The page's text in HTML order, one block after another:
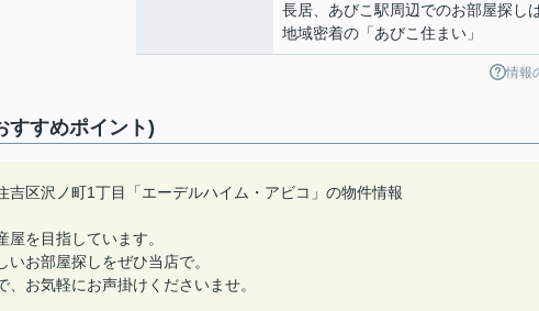
長居、あびこ駅周辺でのお部屋探し
地域密着の「あびこ住まい」
情報
すすめポイント)
区沢ノ町1丁目「エーデルハイム・アビコ」の物件情報
を目指しています。
お部屋探しをぜひ当店で。
お気軽にお声掛けくださいませ。